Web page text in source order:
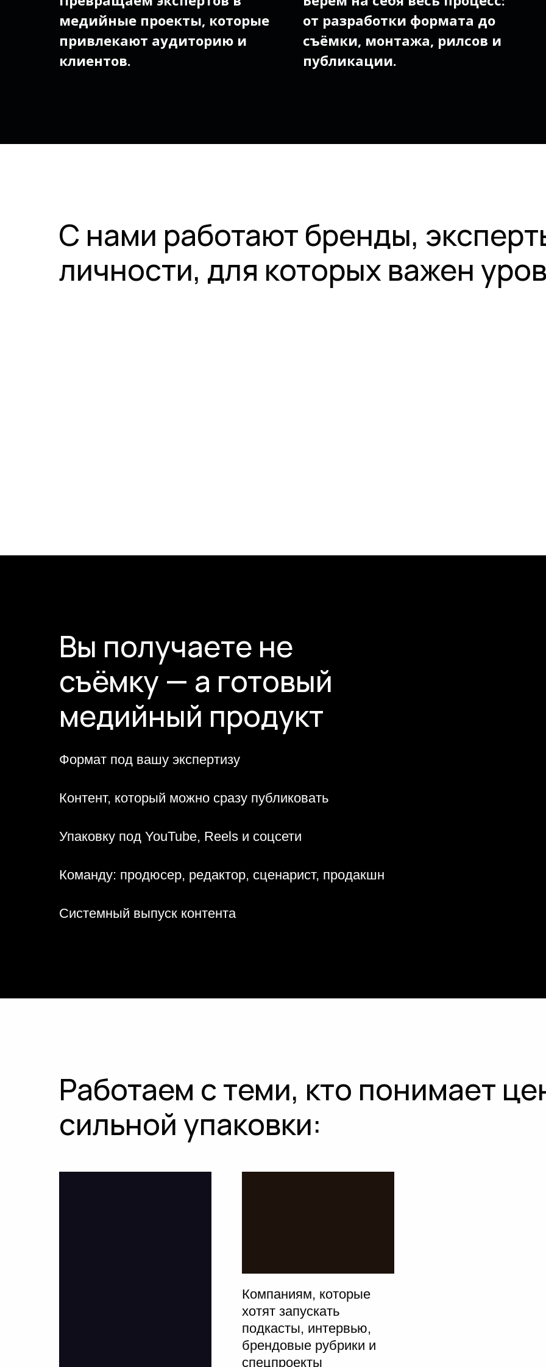
медийные проекты, которые
привлекают аудиторию и
клиентов.
от разработки формата до
съёмки, монтажа, рилсов и
публикации.
С нами работают бренды,
личности, для которых важен
Вы получаете не
съёмку — а готовый
медийный продукт
Формат под вашу экспертизу
Контент, который можно сразу публиковать
Упаковку под YouTube, Reels и соцсети
Команду: продюсер, редактор, сценарист, продакшн
Системный выпуск контента
Работаем с теми, кто понимает
сильной упаковки:
Компаниям, которые
хотят запускать
подкасты, интервью,
брендовые рубрики и
спецпроекты